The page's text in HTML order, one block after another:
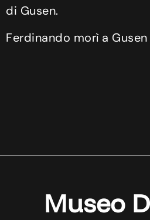
di Gusen.
Ferdinando morì a Gusen
Museo